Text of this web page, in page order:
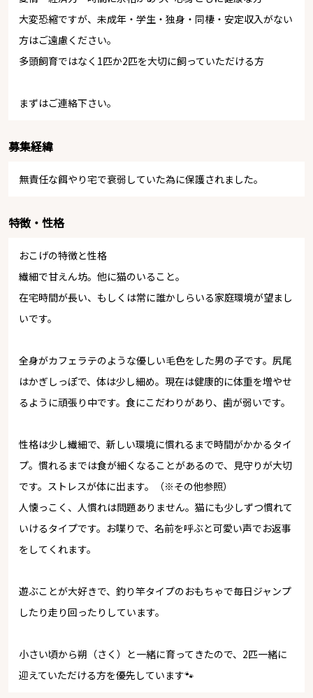
大変恐縮ですが、未成年・学生・独身・同棲・安定収入がない
方はご遠慮ください。
多頭飼育ではなく1匹か2匹を大切に飼っていただける方
まずはご連絡下さい。
募集経緯
無責任な餌やり宅で衰弱していた為に保護されました。
特徴・性格
おこげの特徴と性格
繊細で甘えん坊。他に猫のいること。
在宅時間が長い、もしくは常に誰かしらいる家庭環境が望まし
いです。
全身がカフェラテのような優しい毛色をした男の子です。尻尾
はかぎしっぽで、体は少し細め。現在は健康的に体重を増やせ
るように頑張り中です。食にこだわりがあり、歯が弱いです。
性格は少し繊細で、新しい環境に慣れるまで時間がかかるタイ
プ。慣れるまでは食が細くなることがあるので、見守りが大切
です。ストレスが体に出ます。（※その他参照）
人懐っこく、人慣れは問題ありません。猫にも少しずつ慣れて
いけるタイプです。お喋りで、名前を呼ぶと可愛い声でお返事
をしてくれます。
遊ぶことが大好きで、釣り竿タイプのおもちゃで毎日ジャンプ
したり走り回ったりしています。
小さい頃から朔（さく）と一緒に育ってきたので、2匹一緒に
迎えていただける方を優先しています🐾